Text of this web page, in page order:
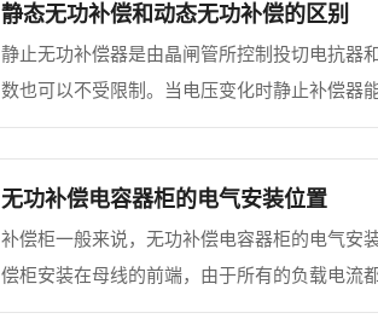
静态无功补偿和动态无功补偿的区别
静止无功补偿器是由晶闸管所控制投切电抗器
数也可以不受限制。当电压变化时静止补偿器
相补偿;对于三相不平衡负荷及冲击负荷有较
波，为此需...
无功补偿电容器柜的电气安装位置
补偿柜一般来说，无功补偿电容器柜的电气安
偿柜安装在母线的前端，由于所有的负载电流
较大。（2）：安装在母线末端（远离变压器